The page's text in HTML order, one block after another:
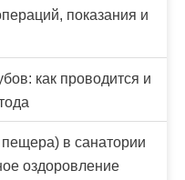
показания и
как проводится и
в санатории
оздоровление